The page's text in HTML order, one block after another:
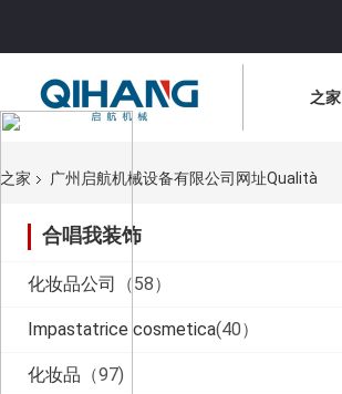
之家
之家 广州启航机械设备有限公司网址qualità
合唱我装饰
化妆品公司 （58）
Impastatrice cosmetica(40）
化妆品 （97)